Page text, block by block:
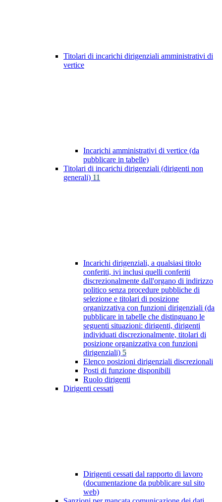
Titolari di incarichi dirigenziali amministrativi di
vertice
Incarichi amministrativi di vertice (da
pubblicare in tabelle)
Titolari di incarichi dirigenziali (dirigenti non
generali) 11
Incarichi dirigenziali, a qualsiasi titolo
conferiti, ivi inclusi quelli conferiti
discrezionalmente dall'organo di indirizzo
politico senza procedure pubbliche di
selezione e titolari di posizione
organizzativa con funzioni dirigenziali (da
pubblicare in tabelle che distinguano le
seguenti situazioni: dirigenti, dirigenti
individuati discrezionalmente, titolari di
posizione organizzativa con funzioni
dirigenziali) 5
Elenco posizioni dirigenziali discrezionali
Posti di funzione disponibili
Ruolo dirigenti
Dirigenti cessati
Dirigenti cessati dal rapporto di lavoro
(documentazione da pubblicare sul sito
web)